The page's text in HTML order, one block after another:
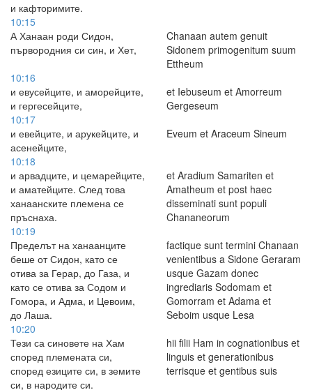
и кафторимите.
10:15
А Ханаан роди Сидон,
първородния си син, и Хет,
Chanaan autem genuit
Sidonem primogenitum suum
Ettheum
10:16
и евусейците, и аморейците,
и гергесейците,
et Iebuseum et Amorreum
Gergeseum
10:17
и евейците, и арукейците, и
асенейците,
Eveum et Araceum Sineum
10:18
и арвадците, и цемарейците,
и аматейците. След това
ханаанските племена се
пръснаха.
et Aradium Samariten et
Amatheum et post haec
disseminati sunt populi
Chananeorum
10:19
Пределът на ханаанците
беше от Сидон, като се
отива за Герар, до Газа, и
като се отива за Содом и
Гомора, и Адма, и Цевоим,
до Лаша.
factique sunt termini Chanaan
venientibus a Sidone Geraram
usque Gazam donec
ingrediaris Sodomam et
Gomorram et Adama et
Seboim usque Lesa
10:20
Тези са синовете на Хам
според племената си,
според езиците си, в земите
си, в народите си.
hii filii Ham in cognationibus et
linguis et generationibus
terrisque et gentibus suis